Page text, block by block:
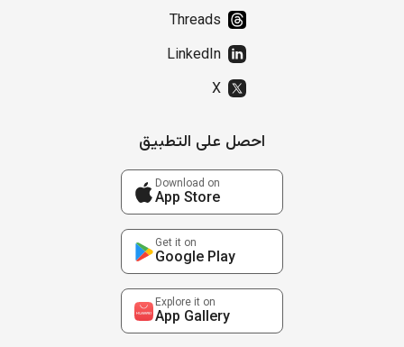
Threads
LinkedIn
X
احصل على التطبيق
Download on
App Store
Get it on
Google Play
Explore it on
App Gallery